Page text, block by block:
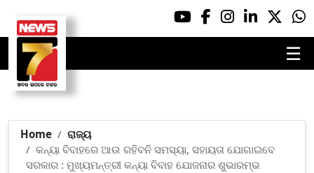
☰
Home
ରାଜ୍ୟ
କନ୍ୟା ବିବାହରେ ଆଉ ରହିବନି ସମସ୍ୟା, ସହାୟତା ଯୋଗାଇବେ
ସରକାର : ମୁଖ୍ୟମନ୍ତ୍ରୀ କନ୍ୟା ବିବାହ ଯୋଜନାର ଶୁଭାରମ୍ଭ